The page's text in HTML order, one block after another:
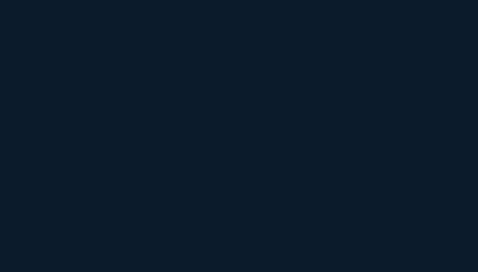
출산 후 산모의 몸은 10개월간의 변화를 되돌리는 중요한
계한 고단백 저염식의 맞춤형 산후 보양식은 기력 회복과